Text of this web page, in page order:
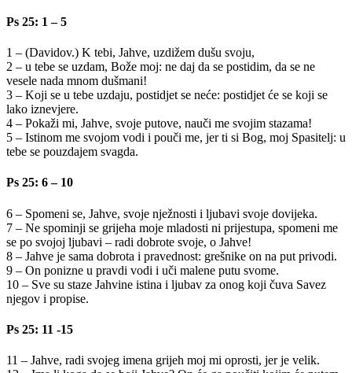
Ps 25: 1 – 5
1 – (Davidov.) K tebi, Jahve, uzdižem dušu svoju,
2 – u tebe se uzdam, Bože moj: ne daj da se postidim, da se ne
vesele nada mnom dušmani!
3 – Koji se u tebe uzdaju, postidjet se neće: postidjet će se koji se
lako iznevjere.
4 – Pokaži mi, Jahve, svoje putove, nauči me svojim stazama!
5 – Istinom me svojom vodi i pouči me, jer ti si Bog, moj Spasitelj: u
tebe se pouzdajem svagda.
Ps 25: 6 – 10
6 – Spomeni se, Jahve, svoje nježnosti i ljubavi svoje dovijeka.
7 – Ne spominji se grijeha moje mladosti ni prijestupa, spomeni me
se po svojoj ljubavi – radi dobrote svoje, o Jahve!
8 – Jahve je sama dobrota i pravednost: grešnike on na put privodi.
9 – On ponizne u pravdi vodi i uči malene putu svome.
10 – Sve su staze Jahvine istina i ljubav za onog koji čuva Savez
njegov i propise.
Ps 25: 11 -15
11 – Jahve, radi svojeg imena grijeh moj mi oprosti, jer je velik.